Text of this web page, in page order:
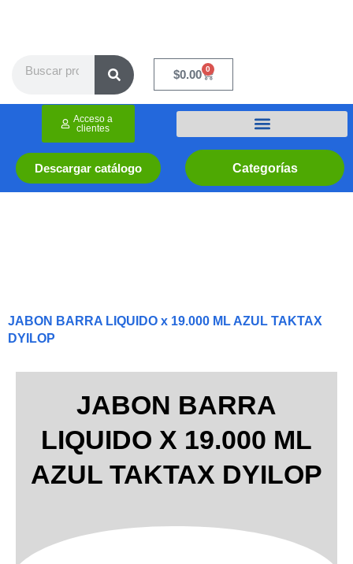
$0.00 0
Cart
Categorías
Descargar catálogo
Acceso a
clientes
JABON BARRA LIQUIDO x 19.000 ML AZUL TAKTAX
DYILOP
JABON BARRA
LIQUIDO X 19.000 ML
AZUL TAKTAX DYILOP